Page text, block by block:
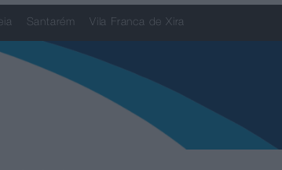
Santarém Vila Franca de Xira